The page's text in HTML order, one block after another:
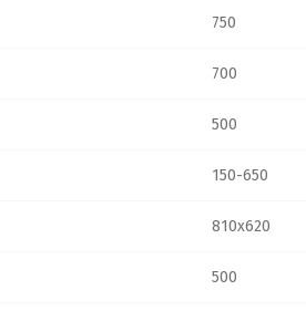
750
700
500
150-650
810x620
500